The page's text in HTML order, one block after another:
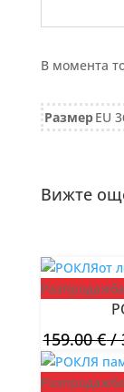
В момента
РазмерEU
Вижте
159.00€/